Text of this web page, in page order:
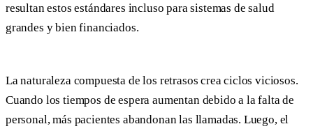
resultan estos estándares incluso para sistemas de salud
grandes y bien financiados.
La naturaleza compuesta de los retrasos crea ciclos viciosos.
Cuando los tiempos de espera aumentan debido a la falta de
personal, más pacientes abandonan las llamadas. Luego, el